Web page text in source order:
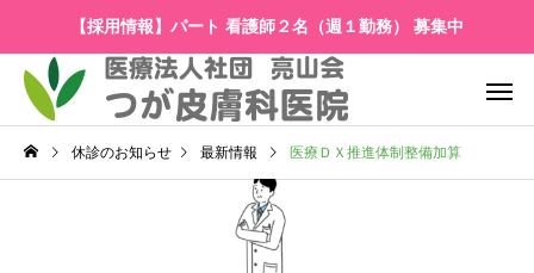
【採用情報】パート 看護師２名（週１勤務） 募集中
休診のお知らせ 最新情報 医療ＤＸ推進体制整備加算